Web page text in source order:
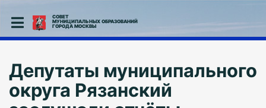
СОВЕТ
МУНИЦИПАЛЬНЫХ ОБРАЗОВАНИЙ
ГОРОДА МОСКВЫ
Депутаты муниципального
округа Рязанский